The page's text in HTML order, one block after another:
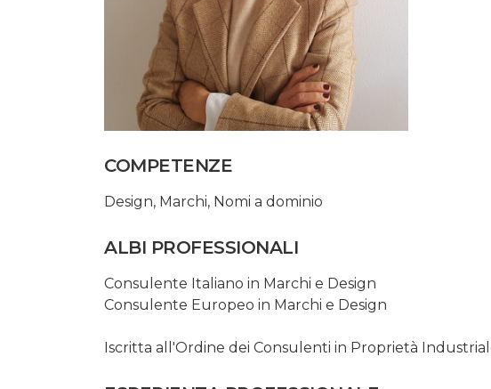
COMPETENZE
Design, Marchi, Nomi a dominio
ALBI PROFESSIONALI
Consulente Italiano in Marchi e Design
Consulente Europeo in Marchi e Design
Iscritta all'Ordine dei Consulenti in Proprietà